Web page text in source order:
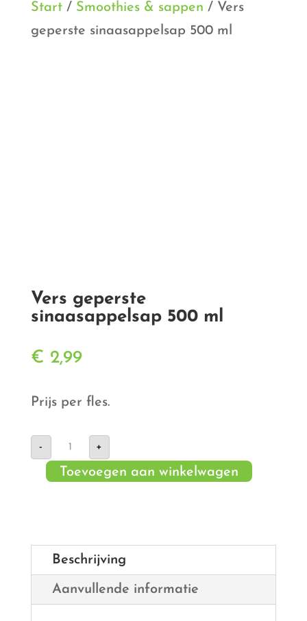
Start/ Smoothies & sappen / Vers
geperste sinaasappelsap 500 ml
Vers geperste
sinaasappelsap 500 ml
€ 2,99
Prijs per fles.
-
Vers
geperste
sinaasappelsap
500
+
Toevoegen aan winkelwagen
Beschrijving
Aanvullende informatie